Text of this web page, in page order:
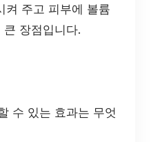
켜 주고 피부에 볼륨
장점입니다.
수 있는 효과는 무엇